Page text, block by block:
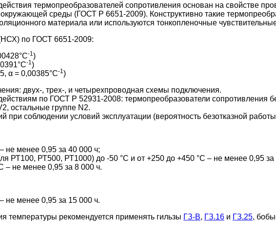
термопреобразователей сопротивления основан на свойстве
среды (ГОСТ Р 6651-2009). Конструктивно такие
материала или используются тонкопленочные
по ГОСТ 6651-2009:
-1)
-1)
α = 0,00385°С-1)
двух-, трех-, и четырехпроводная схемы подключения.
по ГОСТ Р 52931-2008: термопреобразователи сопротивления
остальные группе N2.
при соблюдении условий эксплуатации (вероятность безотказной
не менее 0,95 за 40 000 ч;
РТ100, РТ500, РТ1000) до -50 °С и от +250 до +450 °С – не менее 0,95 за
– не менее 0,95 за 8 000 ч.
не менее 0,95 за 15 000 ч.
температуры рекомендуется применять гильзы ГЗ-В, ГЗ.16 и ГЗ.25,